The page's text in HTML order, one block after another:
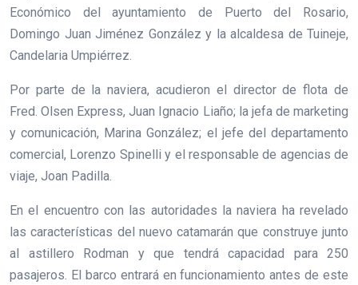
Económico del ayuntamiento de Puerto del Rosario,
Domingo Juan Jiménez González y la alcaldesa de Tuineje,
Candelaria Umpiérrez.
Por parte de la naviera, acudieron el director de flota de
Fred. Olsen Express, Juan Ignacio Liaño; la jefa de marketing
y comunicación, Marina González; el jefe del departamento
comercial, Lorenzo Spinelli y el responsable de agencias de
viaje, Joan Padilla.
En el encuentro con las autoridades la naviera ha revelado
las características del nuevo catamarán que construye junto
al astillero Rodman y que tendrá capacidad para 250
pasajeros. El barco entrará en funcionamiento antes de este